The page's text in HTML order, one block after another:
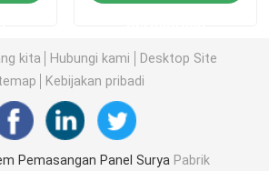
Surya
PV
kita Hubungi kami
Desktop Site
Kebijakan pribadi
Pemasangan Panel Surya Pabrik